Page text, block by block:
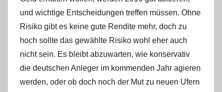
und wichtige Entscheidungen treffen müssen. Ohne
Risiko gibt es keine gute Rendite mehr, doch zu
hoch sollte das gewählte Risiko wohl eher auch
nicht sein. Es bleibt abzuwarten, wie konservativ
die deutschen Anleger im kommenden Jahr agieren
werden, oder ob doch noch der Mut zu neuen Ufern